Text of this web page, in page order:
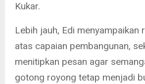
Kukar.
Lebih jauh, Edi menyampaikan
atas capaian pembangunan,
menitipkan pesan agar
gotong royong tetap menjadi